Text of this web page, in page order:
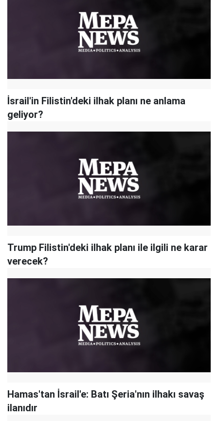
İsrail'in Filistin'deki ilhak planı ne anlama
geliyor?
Trump Filistin'deki ilhak planı ile ilgili ne karar
verecek?
Hamas'tan İsrail'e: Batı Şeria'nın ilhakı savaş
ilanıdır